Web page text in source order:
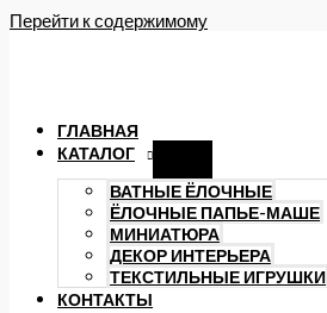
Перейти к содержимому
ГЛАВНАЯ
КАТАЛОГ
ВАТНЫЕ ЁЛОЧНЫЕ
ЁЛОЧНЫЕ ПАПЬЕ-МАШЕ
МИНИАТЮРА
ДЕКОР ИНТЕРЬЕРА
ТЕКСТИЛЬНЫЕ ИГРУШКИ
КОНТАКТЫ